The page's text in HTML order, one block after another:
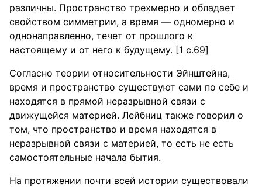
различны. Пространство трехмерно и обладает
свойством симметрии, а время — одномерно и
однонаправленно, течет от прошлого к
настоящему и от него к будущему. [1 c.69]
Согласно теории относительности Эйнштейна,
время и пространство существуют сами по себе и
находятся в прямой неразрывной связи с
движущейся материей. Лейбниц также говорил о
том, что пространство и время находятся в
неразрывной связи с материей, то есть не есть
самостоятельные начала бытия.
На протяжении почти всей истории существовали